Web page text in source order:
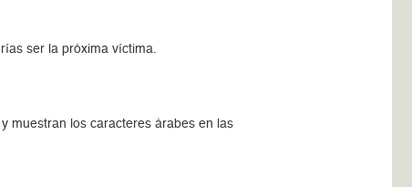
ser la próxima víctima.
muestran los caracteres árabes en las